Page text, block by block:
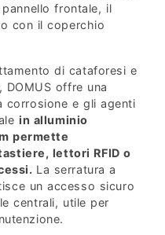
frontale, il
con il coperchio
di cataforesi e
DOMUS offre una
corrosione e gli agenti
in alluminio
permette
lettori RFID o
La serratura a
un accesso sicuro
centrali, utile per